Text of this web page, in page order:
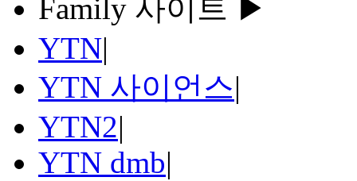
Family 사이트 ▶
YTN|
YTN 사이언스|
YTN2|
YTN dmb|